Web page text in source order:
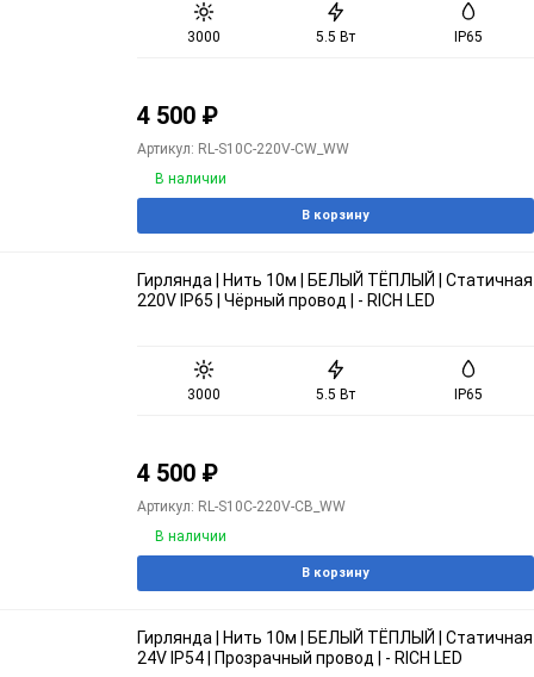
3000 5.5 Вт IP65
4 500 ₽
Артикул: RL-S10C-220V-CW_WW
В наличии
В корзину
Гирлянда | Нить 10м | БЕЛЫЙ ТЁПЛЫЙ | Статичная
220V IP65 | Чёрный провод | - RICH LED
3000 5.5 Вт IP65
4 500 ₽
Артикул: RL-S10C-220V-CB_WW
В наличии
В корзину
Гирлянда | Нить 10м | БЕЛЫЙ ТЁПЛЫЙ | Статичная
24V IP54 | Прозрачный провод | - RICH LED